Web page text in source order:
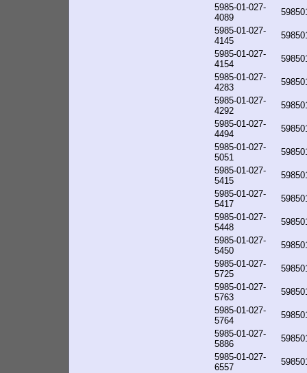
5985-01-027-
4089
5985-01-027-
4145
5985-01-027-
4154
5985-01-027-
4283
5985-01-027-
4292
5985-01-027-
4494
5985-01-027-
5051
5985-01-027-
5415
5985-01-027-
5417
5985-01-027-
5448
5985-01-027-
5450
5985-01-027-
5725
5985-01-027-
5763
5985-01-027-
5764
5985-01-027-
5886
5985-01-027-
6557